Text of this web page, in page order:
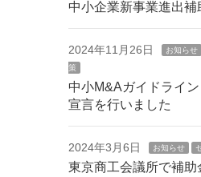
中小企業新事業進出
2024年11月26日 お知らせ
策
中小M&Aガイドライ
宣言を行いました
2024年3月6日 お知らせ
東京商工会議所で補助